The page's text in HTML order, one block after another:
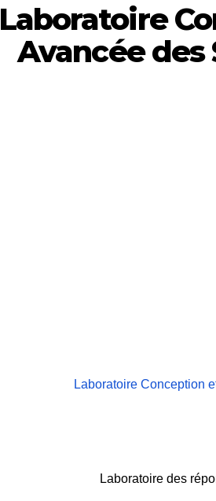
Laboratoire
Avancée
Laboratoire Conception